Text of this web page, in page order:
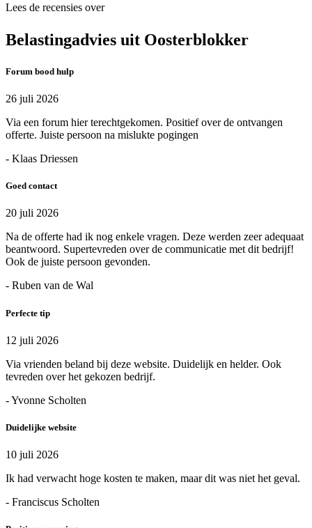
Lees de recensies over
Belastingadvies uit Oosterblokker
Forum bood hulp
26 juli 2026
Via een forum hier terechtgekomen. Positief over de ontvangen
offerte. Juiste persoon na mislukte pogingen
- Klaas Driessen
Goed contact
20 juli 2026
Na de offerte had ik nog enkele vragen. Deze werden zeer adequaat
beantwoord. Supertevreden over de communicatie met dit bedrijf!
Ook de juiste persoon gevonden.
- Ruben van de Wal
Perfecte tip
12 juli 2026
Via vrienden beland bij deze website. Duidelijk en helder. Ook
tevreden over het gekozen bedrijf.
- Yvonne Scholten
Duidelijke website
10 juli 2026
Ik had verwacht hoge kosten te maken, maar dit was niet het geval.
- Franciscus Scholten